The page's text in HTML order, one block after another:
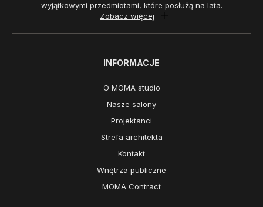
wyjątkowymi przedmiotami, które posłużą na lata.
Zobacz więcej
INFORMACJE
O MOMA studio
Nasze salony
Projektanci
Strefa architekta
Kontakt
Wnętrza publiczne
MOMA Contract